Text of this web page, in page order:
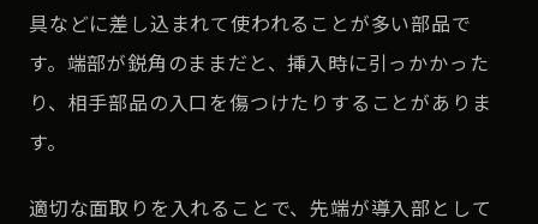
具などに差し込まれて使われることが多い部品で
す。端部が鋭角のままだと、挿入時に引っかかった
り、相手部品の入口を傷つけたりすることがありま
す。
適切な面取りを入れることで、先端が導入部として